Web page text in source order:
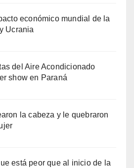
económico mundial de la
Ucrania
del Aire Acondicionado
show en Paraná
la cabeza y le quebraron
está peor que al inicio de la